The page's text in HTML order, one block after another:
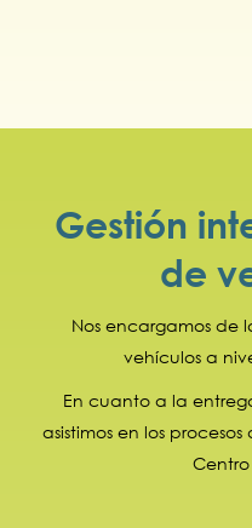
Gestión
de
Nos encargamos de
vehículos a
En cuanto a la
asistimos en los